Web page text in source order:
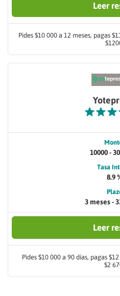
Leer
Pides $10 000 a 12 meses, pagas
10000 -
Tasa
8.9
3 meses -
Leer
Pides $10 000 a 90 días, pagas
$2